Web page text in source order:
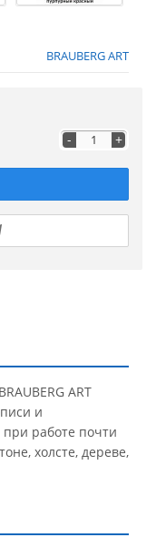
BRAUBERG ART
- +
ART
и
при работе почти
холсте, дереве,